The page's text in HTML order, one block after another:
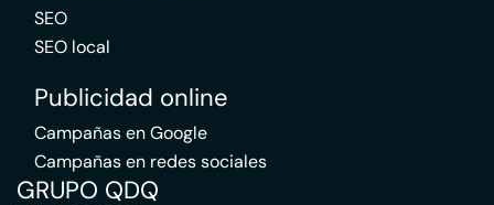
SEO
SEO local
Publicidad online
Campañas en Google
Campañas en redes sociales
GRUPO QDQ